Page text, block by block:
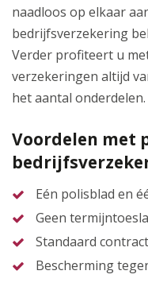
naadloos op elkaar
bedrijfsverzekering
Verder profiteert u
verzekeringen altijd
het aantal onderdelen.
Voordelen met
Eén polisblad en
Geen
Standaard
Bescherming